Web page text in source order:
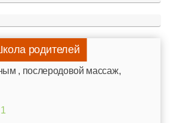
родителей
, послеродовой массаж,
1